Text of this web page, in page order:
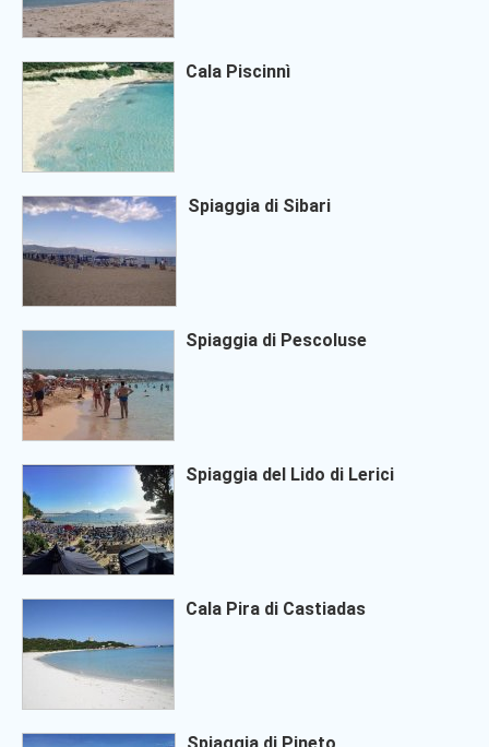
Cala Piscinnì
Spiaggia di Sibari
Spiaggia di Pescoluse
Spiaggia del Lido di Lerici
Cala Pira di Castiadas